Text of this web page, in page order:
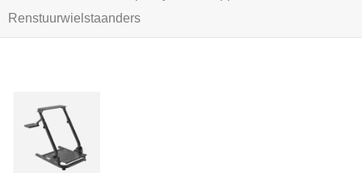
Renstuurwielstaanders